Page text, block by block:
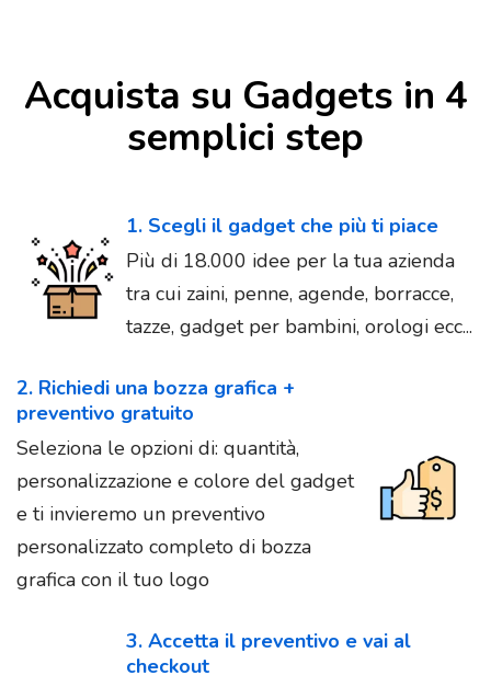
Acquista su Gadgets in 4
semplici step
1. Scegli il gadget che più ti piace
Più di 18.000 idee per la tua azienda
tra cui zaini, penne, agende, borracce,
tazze, gadget per bambini, orologi ecc...
2. Richiedi una bozza grafica +
preventivo gratuito
Seleziona le opzioni di: quantità,
personalizzazione e colore del gadget
e ti invieremo un preventivo
personalizzato completo di bozza
grafica con il tuo logo
3. Accetta il preventivo e vai al
checkout